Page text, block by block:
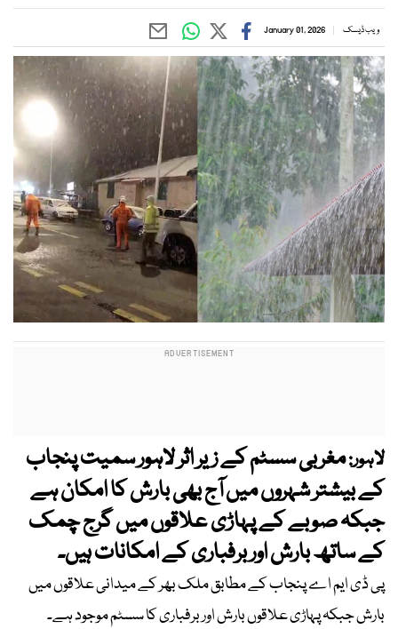
ویب ڈیسک January 01, 2026
لاہور:مغربی سسٹم کے زیر اثر لاہور سمیت پنجاب
کے بیشتر شہروں میں آج بھی بارش کا امکان ہے
جبکہ صوبے کے پہاڑی علاقوں میں گرج چمک
کے ساتھ بارش اور برفباری کے امکانات ہیں۔
پی ڈی ایم اے پنجاب کے مطابق ملک بھر کے میدانی علاقوں میں
بارش جبکہ پہاڑی علاقوں بارش اور برفباری کا سسٹم موجود ہے۔